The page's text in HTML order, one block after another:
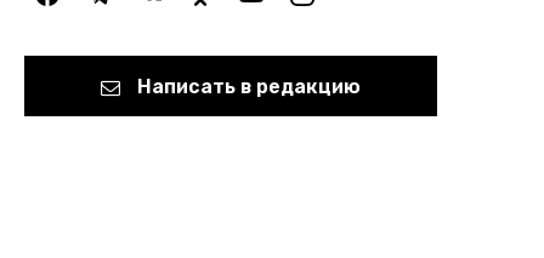
Написать в редакцию